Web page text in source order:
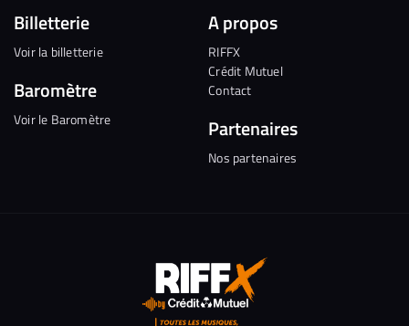
Billetterie
Voir la billetterie
Baromètre
Voir le Baromètre
A propos
RIFFX
Crédit Mutuel
Contact
Partenaires
Nos partenaires